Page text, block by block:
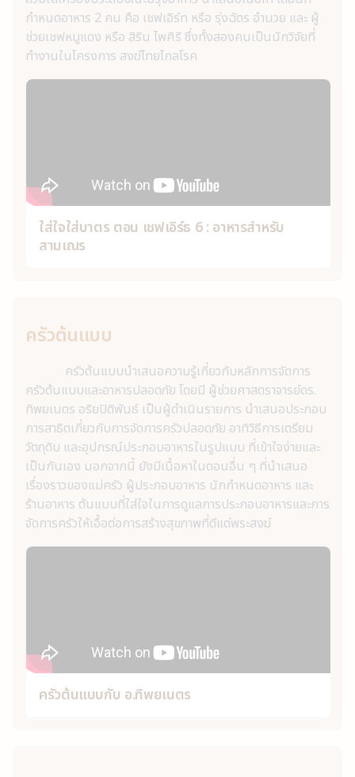
กำหนดอาหาร 2 คน คือ เชฟเอิร์ท หรือ รุ่งฉัตร อำนวย และ ผู้
ช่วยเชฟหมูแดง หรือ สิริน ไพศิริ ซึ่งทั้งสองคนเป็นนักวิจัยที่
ทำงานในโครงการ สงฆ์ไทยไกลโรค
ใส่ใจใส่บาตร ตอน เชฟเอิร์ธ 6 : อาหารสำหรับ
สามเณร
ครัวต้นแบบ
ครัวต้นแบบนำเสนอความรู้เกี่ยวกับหลักการจัดการ
ครัวต้นแบบและอาหารปลอดภัย โดยมี ผู้ช่วยศาสตราจารย์ดร.
ทิพยเนตร อริยปิติพันธ์ เป็นผู้ดำเนินรายการ นำเสนอประกอบ
การสาธิตเกี่ยวกับการจัดการครัวปลอดภัย อาทิวิธีการเตรียม
วัตถุดิบ และอุปกรณ์ประกอบอาหารในรูปแบบ ที่เข้าใจง่ายและ
เป็นกันเอง นอกจากนี้ ยังมีเนื้อหาในตอนอื่น ๆ ที่นำเสนอ
เรื่องราวของแม่ครัว ผู้ประกอบอาหาร นักกำหนดอาหาร และ
ร้านอาหาร ต้นแบบที่ใส่ใจในการดูแลการประกอบอาหารและการ
จัดการครัวให้เอื้อต่อการสร้างสุขภาพที่ดีแด่พระสงฆ์
ครัวต้นแบบกับ อ.ทิพยเนตร